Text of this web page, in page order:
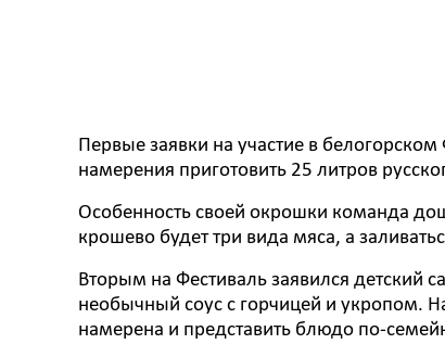
Первые заявки на участие в
намерения приготовить 25 литров
Особенность своей окрошки команда
крошево будет три вида мяса, а
Вторым на Фестиваль заявился детский
необычный соус с горчицей и укропом.
намерена и представить блюдо по-